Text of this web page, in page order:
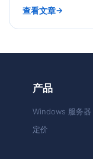
查看文章
产品
Windows 服务器
定价